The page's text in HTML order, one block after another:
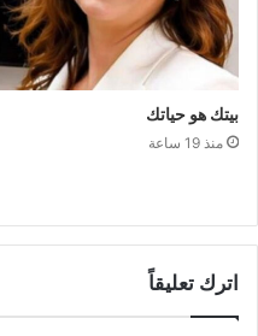
بيتك هو حياتك
منذ 19 ساعة
اترك تعليقاً